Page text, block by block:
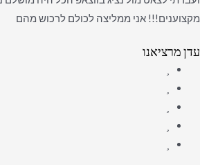
מקצוענים!!! אני ממליצה לכולם לרכוש מהם
עדן מרציאנו